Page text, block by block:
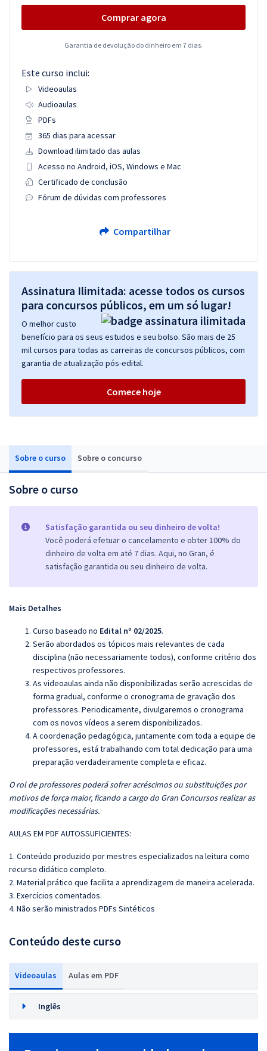
Sobre o curso Sobre o concurso
Sobre o curso
Satisfação garantida ou seu dinheiro de volta!
Você poderá efetuar o cancelamento e obter 100% do
dinheiro de volta em até 7 dias. Aqui, no Gran, é
satisfação garantida ou seu dinheiro de volta.
Mais Detalhes
Curso baseado no Edital nº 02/2025.
Serão abordados os tópicos mais relevantes de cada
disciplina (não necessariamente todos), conforme critério dos
respectivos professores.
As videoaulas ainda não disponibilizadas serão acrescidas de
forma gradual, conforme o cronograma de gravação dos
professores. Periodicamente, divulgaremos o cronograma
com os novos vídeos a serem disponibilizados.
A coordenação pedagógica, juntamente com toda a equipe de
professores, está trabalhando com total dedicação para uma
preparação verdadeiramente completa e eficaz.
O rol de professores poderá sofrer acréscimos ou substituições por
motivos de força maior, ficando a cargo do Gran Concursos realizar as
modificações necessárias.
AULAS EM PDF AUTOSSUFICIENTES:
1. Conteúdo produzido por mestres especializados na leitura como
recurso didático completo.
2. Material prático que facilita a aprendizagem de maneira acelerada.
3. Exercícios comentados.
4. Não serão ministrados PDFs Sintéticos
Conteúdo deste curso
Videoaulas Aulas em PDF
Inglês
Comprar agora
Garantia de devolução do dinheiro em 7 dias.
Este curso inclui:
Videoaulas
Audioaulas
PDFs
365 dias para acessar
Download ilimitado das aulas
Acesso no Android, iOS, Windows e Mac
Certificado de conclusão
Fórum de dúvidas com professores
Compartilhar
Assinatura Ilimitada: acesse todos os cursos
para concursos públicos, em um só lugar!
O melhor custo
benefício para os seus estudos e seu bolso. São mais de 25
mil cursos para todas as carreiras de concursos públicos, com
garantia de atualização pós-edital.
Comece hoje